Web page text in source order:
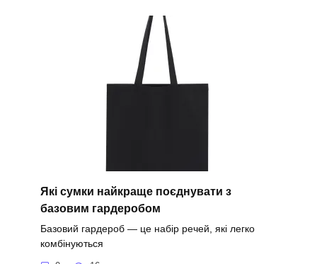
Які сумки найкраще поєднувати з
базовим гардеробом
Базовий гардероб — це набір речей, які легко
комбінуються